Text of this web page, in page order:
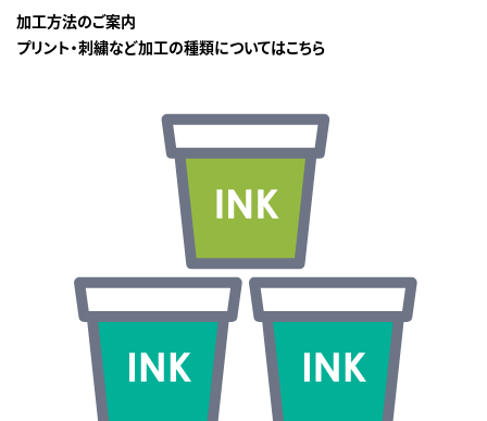
加工方法のご案内
プリント・刺繍など加工の種類についてはこちら